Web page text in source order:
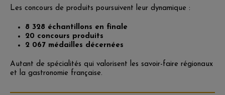
Les concours de produits poursuivent leur dynamique :
8 328 échantillons en finale
20 concours produits
2 067 médailles décernées
Autant de spécialités qui valorisent les savoir-faire régionaux
et la gastronomie française.